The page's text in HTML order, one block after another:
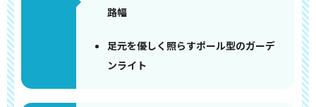
路幅
足元を優しく照らすポール型のガーデ
ンライト